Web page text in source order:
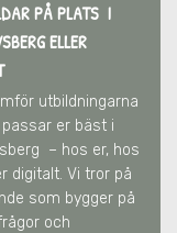
PÅ PLATS I
ELLER
utbildningarna
er bäst i
– hos er, hos
digitalt. Vi tror på
som bygger på
och